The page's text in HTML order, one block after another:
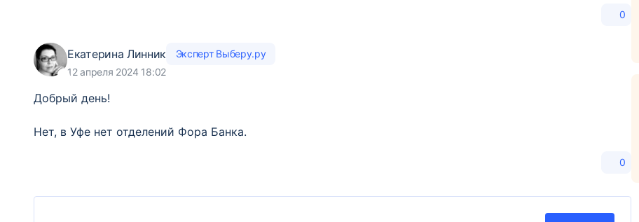
0
Екатерина Линник
Эксперт Выберу.ру
12 апреля 2024 18:02
Добрый день!
Нет, в Уфе нет отделений Фора Банка.
0